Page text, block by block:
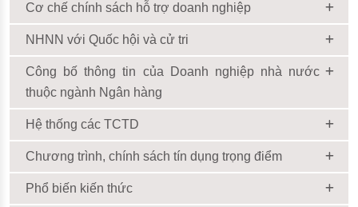
Cơ chế chính sách hỗ trợ doanh nghiệp
NHNN với Quốc hội và cử tri
Công bố thông tin của Doanh nghiệp nhà nước
thuộc ngành Ngân hàng
Hệ thống các TCTD
Chương trình, chính sách tín dụng trọng điểm
Phổ biến kiến thức